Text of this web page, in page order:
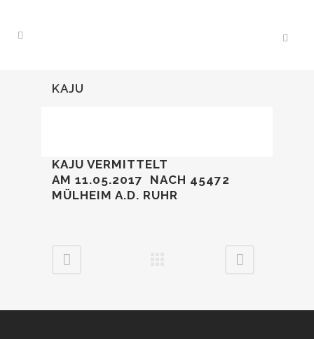
KAJU
KAJU VERMITTELT
AM 11.05.2017 NACH 45472
MÜLHEIM A.D. RUHR